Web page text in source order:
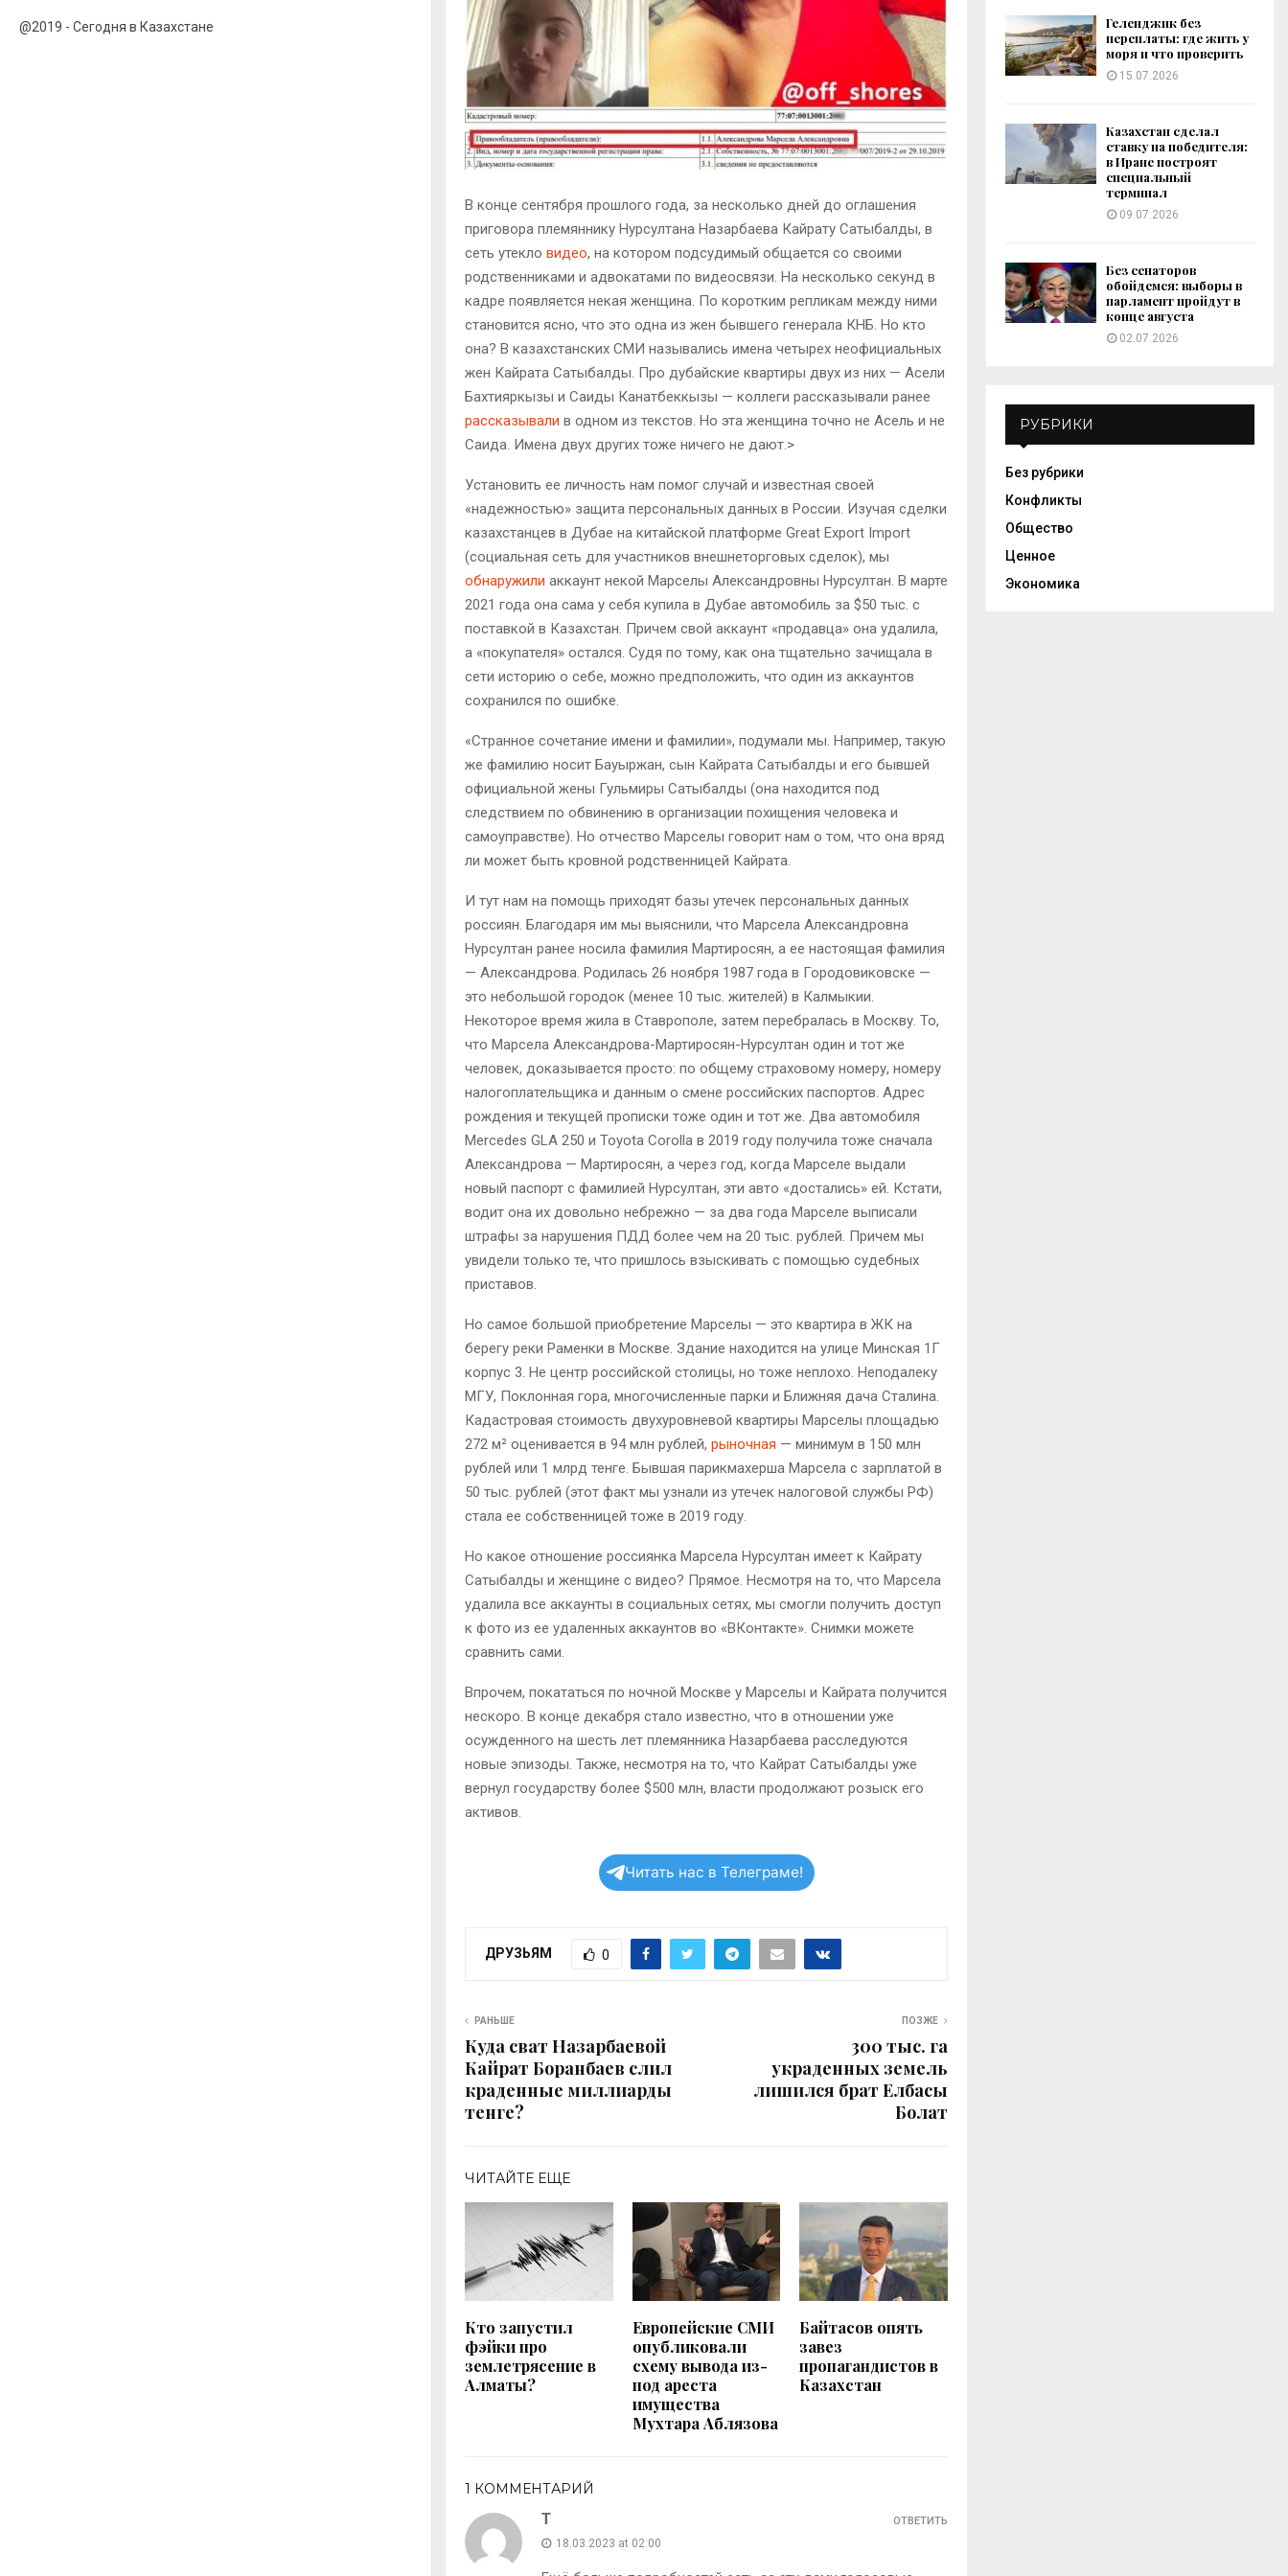
@2019 - Сегодня в Казахстане
В конце сентября прошлого года, за несколько дней до оглашения
приговора племяннику Нурсултана Назарбаева Кайрату Сатыбалды, в
сеть утекло видео, на котором подсудимый общается со своими
родственниками и адвокатами по видеосвязи. На несколько секунд в
кадре появляется некая женщина. По коротким репликам между ними
становится ясно, что это одна из жен бывшего генерала КНБ. Но кто
она? В казахстанских СМИ назывались имена четырех неофициальных
жен Кайрата Сатыбалды. Про дубайские квартиры двух из них — Асели
Бахтияркызы и Саиды Канатбеккызы — коллеги рассказывали ранее
рассказывали в одном из текстов. Но эта женщина точно не Асель и не
Саида. Имена двух других тоже ничего не дают.>
Установить ее личность нам помог случай и известная своей
«надежностью» защита персональных данных в России. Изучая сделки
казахстанцев в Дубае на китайской платформе Great Export Import
(социальная сеть для участников внешнеторговых сделок), мы
обнаружили аккаунт некой Марселы Александровны Нурсултан. В марте
2021 года она сама у себя купила в Дубае автомобиль за $50 тыс. с
поставкой в Казахстан. Причем свой аккаунт «продавца» она удалила,
а «покупателя» остался. Судя по тому, как она тщательно зачищала в
сети историю о себе, можно предположить, что один из аккаунтов
сохранился по ошибке.
«Странное сочетание имени и фамилии», подумали мы. Например, такую
же фамилию носит Бауыржан, сын Кайрата Сатыбалды и его бывшей
официальной жены Гульмиры Сатыбалды (она находится под
следствием по обвинению в организации похищения человека и
самоуправстве). Но отчество Марселы говорит нам о том, что она вряд
ли может быть кровной родственницей Кайрата.
И тут нам на помощь приходят базы утечек персональных данных
россиян. Благодаря им мы выяснили, что Марсела Александровна
Нурсултан ранее носила фамилия Мартиросян, а ее настоящая фамилия
— Александрова. Родилась 26 ноября 1987 года в Городовиковске —
это небольшой городок (менее 10 тыс. жителей) в Калмыкии.
Некоторое время жила в Ставрополе, затем перебралась в Москву. То,
что Марсела Александрова-Мартиросян-Нурсултан один и тот же
человек, доказывается просто: по общему страховому номеру, номеру
налогоплательщика и данным о смене российских паспортов. Адрес
рождения и текущей прописки тоже один и тот же. Два автомобиля
Mercedes GLA 250 и Toyota Corolla в 2019 году получила тоже сначала
Александрова — Мартиросян, а через год, когда Марселе выдали
новый паспорт с фамилией Нурсултан, эти авто «достались» ей. Кстати,
водит она их довольно небрежно — за два года Марселе выписали
штрафы за нарушения ПДД более чем на 20 тыс. рублей. Причем мы
увидели только те, что пришлось взыскивать с помощью судебных
приставов.
Но самое большой приобретение Марселы — это квартира в ЖК на
берегу реки Раменки в Москве. Здание находится на улице Минская 1Г
корпус 3. Не центр российской столицы, но тоже неплохо. Неподалеку
МГУ, Поклонная гора, многочисленные парки и Ближняя дача Сталина.
Кадастровая стоимость двухуровневой квартиры Марселы площадью
272 м² оценивается в 94 млн рублей, рыночная — минимум в 150 млн
рублей или 1 млрд тенге. Бывшая парикмахерша Марсела с зарплатой в
50 тыс. рублей (этот факт мы узнали из утечек налоговой службы РФ)
стала ее собственницей тоже в 2019 году.
Но какое отношение россиянка Марсела Нурсултан имеет к Кайрату
Сатыбалды и женщине с видео? Прямое. Несмотря на то, что Марсела
удалила все аккаунты в социальных сетях, мы смогли получить доступ
к фото из ее удаленных аккаунтов во «ВКонтакте». Снимки можете
сравнить сами.
Впрочем, покататься по ночной Москве у Марселы и Кайрата получится
нескоро. В конце декабря стало известно, что в отношении уже
осужденного на шесть лет племянника Назарбаева расследуются
новые эпизоды. Также, несмотря на то, что Кайрат Сатыбалды уже
вернул государству более $500 млн, власти продолжают розыск его
активов.
Читать нас в Телеграме!
ДРУЗЬЯМ 0
РАНЬШЕ
​​Куда сват Назарбаевой
Кайрат Боранбаев слил
краденные миллиарды
тенге?
ПОЗЖЕ
300 тыс. га
украденных земель
лишился брат Елбасы
Болат
ЧИТАЙТЕ ЕЩЕ
Кто запустил
фэйки про
землетрясение в
Алматы?
Европейские СМИ
опубликовали
схему вывода из-
под ареста
имущества
Мухтара Аблязова
Байтасов опять
завез
пропагандистов в
Казахстан
1 КОММЕНТАРИЙ
Т
18.03.2023 at 02:00
ОТВЕТИТЬ
Геленджик без
переплаты: где жить у
моря и что проверить
15.07.2026
Казахстан сделал
ставку на победителя:
в Иране построят
специальный
терминал
09.07.2026
Без сенаторов
обойдемся: выборы в
парламент пройдут в
конце августа
02.07.2026
РУБРИКИ
Без рубрики
Конфликты
Общество
Ценное
Экономика